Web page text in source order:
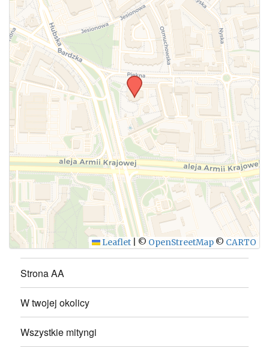
WYŚLIJ
Leaflet © OpenStreetMap © CARTO
Strona AA
W twojej okolicy
Wszystkie mityngi